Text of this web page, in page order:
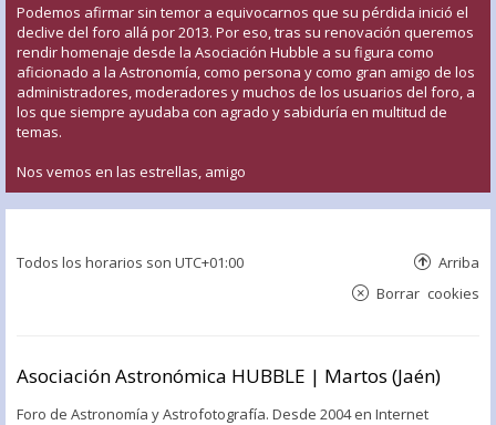
Podemos afirmar sin temor a equivocarnos que su pérdida inició el
declive del foro allá por 2013. Por eso, tras su renovación queremos
rendir homenaje desde la Asociación Hubble a su figura como
aficionado a la Astronomía, como persona y como gran amigo de los
administradores, moderadores y muchos de los usuarios del foro, a
los que siempre ayudaba con agrado y sabiduría en multitud de
temas.
Nos vemos en las estrellas, amigo
Todos los horarios son UTC+01:00 Arriba
Borrar cookies
Asociación Astronómica HUBBLE | Martos (Jaén)
Foro de Astronomía y Astrofotografía. Desde 2004 en Internet